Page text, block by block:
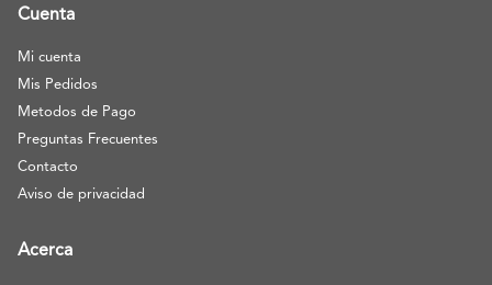
Cuenta
Mi cuenta
Mis Pedidos
Metodos de Pago
Preguntas Frecuentes
Contacto
Aviso de privacidad
Acerca